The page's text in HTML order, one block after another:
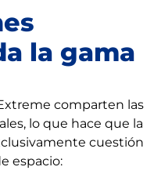
la gama
comparten las
lo que hace que la
cuestión
espacio: